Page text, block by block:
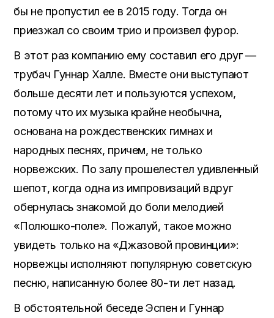
бы не пропустил ее в 2015 году. Тогда он
приезжал со своим трио и произвел фурор.
В этот раз компанию ему составил его друг —
трубач Гуннар Халле. Вместе они выступают
больше десяти лет и пользуются успехом,
потому что их музыка крайне необычна,
основана на рождественских гимнах и
народных песнях, причем, не только
норвежских. По залу прошелестел удивленный
шепот, когда одна из импровизаций вдруг
обернулась знакомой до боли мелодией
«Полюшко-поле». Пожалуй, такое можно
увидеть только на «Джазовой провинции»:
норвежцы исполняют популярную советскую
песню, написанную более 80-ти лет назад.
В обстоятельной беседе Эспен и Гуннар